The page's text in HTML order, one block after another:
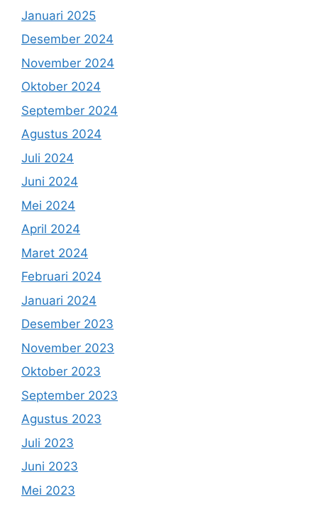
Januari 2025
Desember 2024
November 2024
Oktober 2024
September 2024
Agustus 2024
Juli 2024
Juni 2024
Mei 2024
April 2024
Maret 2024
Februari 2024
Januari 2024
Desember 2023
November 2023
Oktober 2023
September 2023
Agustus 2023
Juli 2023
Juni 2023
Mei 2023